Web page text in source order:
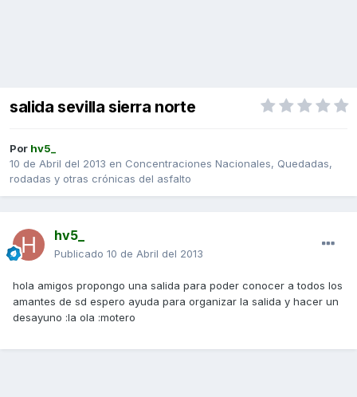
salida sevilla sierra norte
Por hv5_
10 de Abril del 2013 en Concentraciones Nacionales, Quedadas,
rodadas y otras crónicas del asfalto
hv5_
Publicado 10 de Abril del 2013
hola amigos propongo una salida para poder conocer a todos los
amantes de sd espero ayuda para organizar la salida y hacer un
desayuno :la ola :motero